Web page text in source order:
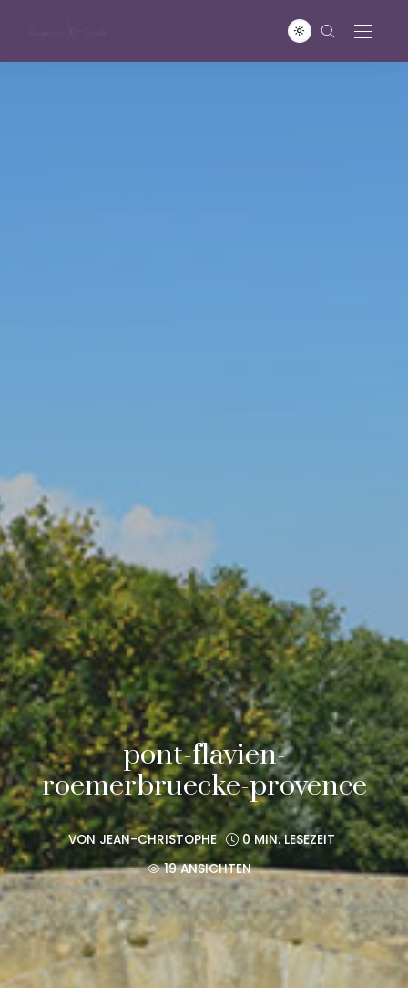
pont-flavien-
roemerbruecke-provence
VON JEAN-CHRISTOPHE
0 MIN. LESEZEIT
19 ANSICHTEN